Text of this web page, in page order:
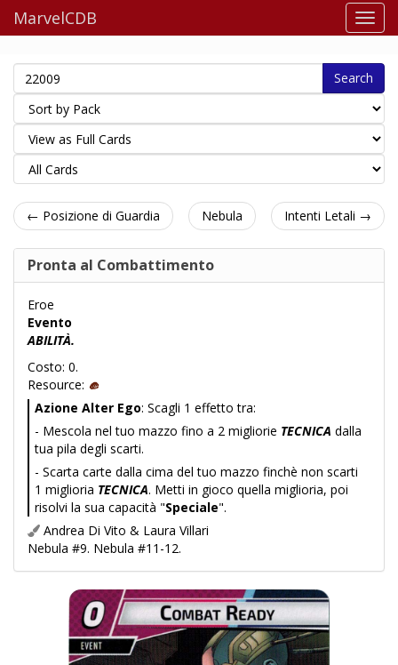
MarvelCDB
Search
← Posizione di Guardia Nebula Intenti Letali →
Pronta al Combattimento
Eroe
Evento
ABILITÀ.
Costo: 0.
Resource:
Azione Alter Ego: Scagli 1 effetto tra:
- Mescola nel tuo mazzo fino a 2 migliorie TECNICA dalla
tua pila degli scarti.
- Scarta carte dalla cima del tuo mazzo finchè non scarti
1 miglioria TECNICA. Metti in gioco quella miglioria, poi
risolvi la sua capacità "Speciale".
Andrea Di Vito & Laura Villari
Nebula #9. Nebula #11-12.